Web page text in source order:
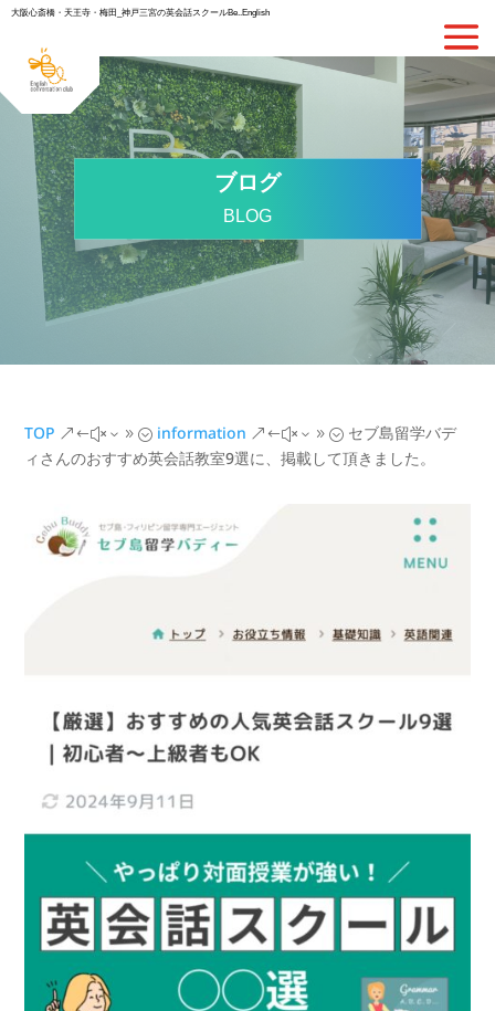
大阪心斎橋・天王寺・梅田_神戸三宮の英会話スクールBe..English
ブログ
BLOG
TOP &#x39; information &#x39; セブ島留学バデ
ィさんのおすすめ英会話教室9選に、掲載して頂きました。